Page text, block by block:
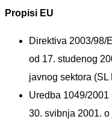
Propisi EU
Direktiva 2003/98/
od 17. studenog
javnog sektora (SL
Uredba 1049/
30. svibnja 2001.